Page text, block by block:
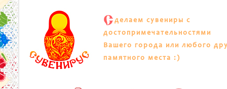
С делаем сувениры с
достопримечательностями
Вашего города или любого
памятного места :)